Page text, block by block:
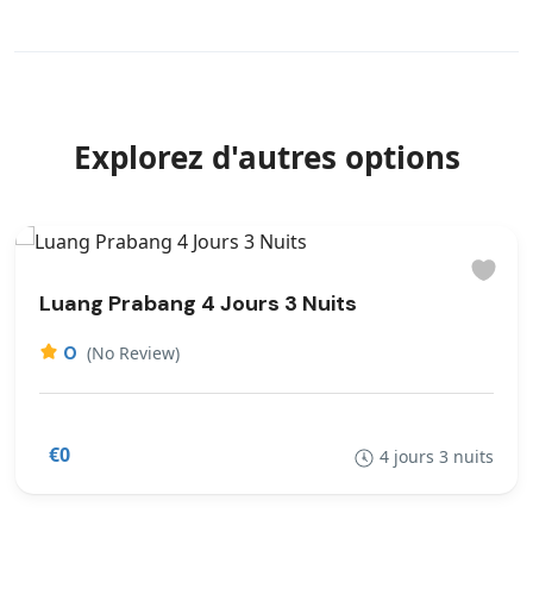
Explorez d'autres options
Luang Prabang 4 Jours 3 Nuits
0 (No Review)
€0 4 jours 3 nuits